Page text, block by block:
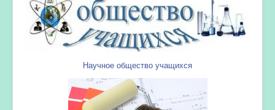
Научное общество учащихся